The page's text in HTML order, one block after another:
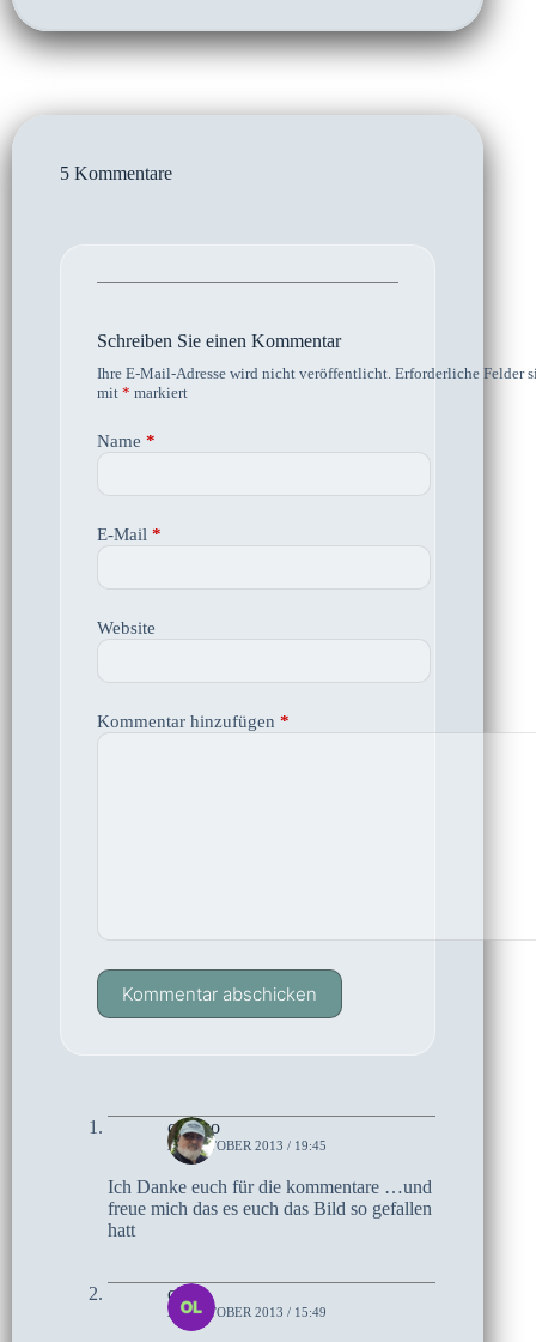
5 Kommentare
Schreiben Sie einen Kommentar
Ihre E-Mail-Adresse wird nicht veröffentlicht. Erforderliche Felder
mit * markiert
Name *
E-Mail *
Website
Kommentar hinzufügen *
Kommentar abschicken
czoczo
28. OKTOBER 2013 / 19:45
Ich Danke euch für die kommentare …und
freue mich das es euch das Bild so gefallen
hatt
olaf
27. OKTOBER 2013 / 15:49